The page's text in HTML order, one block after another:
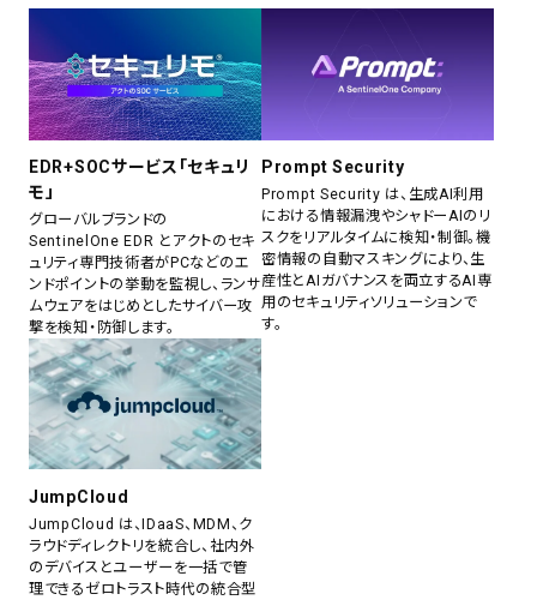
EDR+SOCサービス「セキュリ
モ」
グローバルブランドの
SentinelOne EDR とアクトのセキ
ュリティ専門技術者がPCなどのエ
ンドポイントの挙動を監視し、ランサ
ムウェアをはじめとしたサイバー攻
撃を検知・防御します。
Prompt Security
Prompt Security は、生成AI利用
における情報漏洩やシャドーAIのリ
スクをリアルタイムに検知・制御。機
密情報の自動マスキングにより、生
産性とAIガバナンスを両立するAI専
用のセキュリティソリューションで
す。
JumpCloud
JumpCloud は、IDaaS、MDM、ク
ラウドディレクトリを統合し、社内外
のデバイスとユーザーを一括で管
理できるゼロトラスト時代の統合型